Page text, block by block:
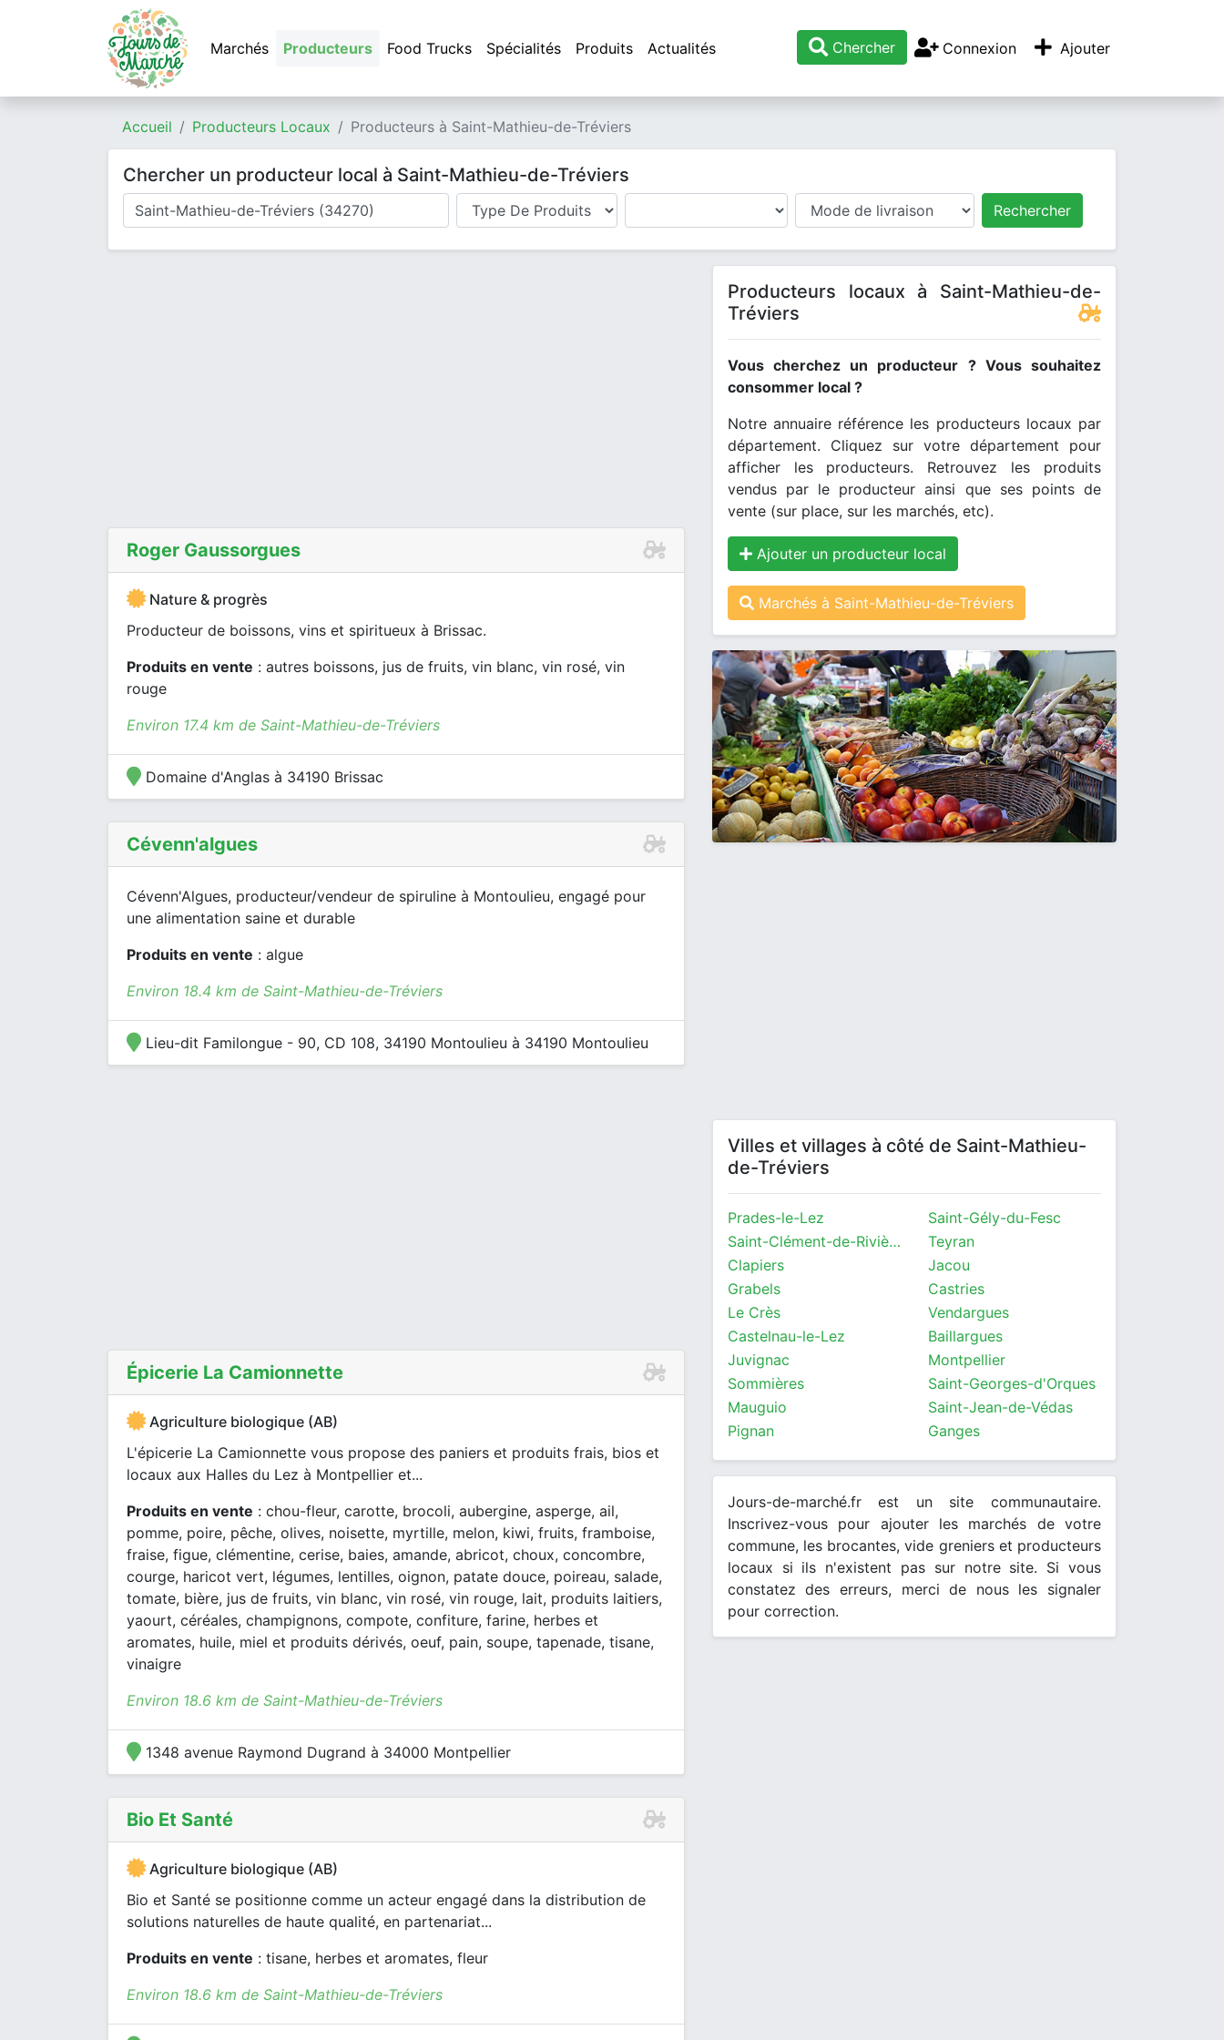
Marchés Producteurs Food Trucks Spécialités Produits Actualités Chercher Connexion Ajouter
Accueil Producteurs Locaux Producteurs à Saint-Mathieu-de-Tréviers
Chercher un producteur local à Saint-Mathieu-de-Tréviers
Où cherchez-vous un producteur ?
Type de produits
Produits
Mode de livraison Rechercher
Roger Gaussorgues
Nature & progrès
Producteur de boissons, vins et spiritueux à Brissac.
Produits en vente : autres boissons, jus de fruits, vin blanc, vin rosé, vin
rouge
Environ 17.4 km de Saint-Mathieu-de-Tréviers
Domaine d'Anglas à 34190 Brissac
Cévenn'algues
Cévenn'Algues, producteur/vendeur de spiruline à Montoulieu, engagé pour
une alimentation saine et durable
Produits en vente : algue
Environ 18.4 km de Saint-Mathieu-de-Tréviers
Lieu-dit Familongue - 90, CD 108, 34190 Montoulieu à 34190 Montoulieu
Épicerie La Camionnette
Agriculture biologique (AB)
L'épicerie La Camionnette vous propose des paniers et produits frais, bios et
locaux aux Halles du Lez à Montpellier et...
Produits en vente : chou-fleur, carotte, brocoli, aubergine, asperge, ail,
pomme, poire, pêche, olives, noisette, myrtille, melon, kiwi, fruits, framboise,
fraise, figue, clémentine, cerise, baies, amande, abricot, choux, concombre,
courge, haricot vert, légumes, lentilles, oignon, patate douce, poireau, salade,
tomate, bière, jus de fruits, vin blanc, vin rosé, vin rouge, lait, produits laitiers,
yaourt, céréales, champignons, compote, confiture, farine, herbes et
aromates, huile, miel et produits dérivés, oeuf, pain, soupe, tapenade, tisane,
vinaigre
Environ 18.6 km de Saint-Mathieu-de-Tréviers
1348 avenue Raymond Dugrand à 34000 Montpellier
Bio Et Santé
Agriculture biologique (AB)
Bio et Santé se positionne comme un acteur engagé dans la distribution de
solutions naturelles de haute qualité, en partenariat...
Produits en vente : tisane, herbes et aromates, fleur
Environ 18.6 km de Saint-Mathieu-de-Tréviers
Producteurs locaux à Saint-Mathieu-de-
Tréviers
Vous cherchez un producteur ? Vous souhaitez
consommer local ?
Notre annuaire référence les producteurs locaux par
département. Cliquez sur votre département pour
afficher les producteurs. Retrouvez les produits
vendus par le producteur ainsi que ses points de
vente (sur place, sur les marchés, etc).
Ajouter un producteur local
Marchés à Saint-Mathieu-de-Tréviers
Villes et villages à côté de Saint-Mathieu-
de-Tréviers
Prades-le-Lez
Saint-Gély-du-Fesc
Saint-Clément-de-Rivière
Teyran
Clapiers
Jacou
Grabels
Castries
Le Crès
Vendargues
Castelnau-le-Lez
Baillargues
Juvignac
Montpellier
Sommières
Saint-Georges-d'Orques
Mauguio
Saint-Jean-de-Védas
Pignan
Ganges
Jours-de-marché.fr est un site communautaire.
Inscrivez-vous pour ajouter les marchés de votre
commune, les brocantes, vide greniers et producteurs
locaux si ils n'existent pas sur notre site. Si vous
constatez des erreurs, merci de nous les signaler
pour correction.